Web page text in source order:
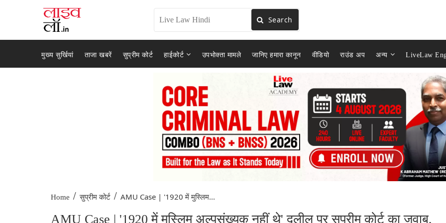
Search
मुख्य सुर्खियां ताजा खबरें सुप्रीम कोर्ट हाईकोर्ट उपभोक्ता मामले जानिए हमारा कानून वीडियो राउंड अप अन्य LiveLaw
Home / सुप्रीम कोर्ट / AMU Case | '1920 में मुस्लिम...
AMU Case | '1920 में मुस्लिम अल्पसंख्यक नहीं थे' दलील पर सुप्रीम कोर्ट का जवाब,